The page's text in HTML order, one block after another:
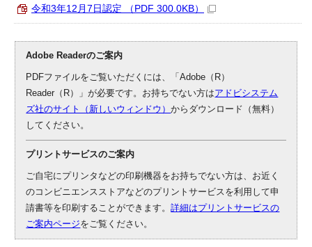
令和3年12月7日認定 （PDF 300.0KB）
Adobe Readerのご案内
PDFファイルをご覧いただくには、「Adobe（R）
Reader（R）」が必要です。お持ちでない方はアドビシステム
ズ社のサイト（新しいウィンドウ）からダウンロード（無料）
してください。
プリントサービスのご案内
ご自宅にプリンタなどの印刷機器をお持ちでない方は、お近く
のコンビニエンスストアなどのプリントサービスを利用して申
請書等を印刷することができます。詳細はプリントサービスの
ご案内ページをご覧ください。